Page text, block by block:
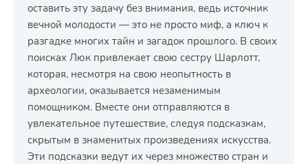
оставить эту задачу без внимания, ведь источник
вечной молодости — это не просто миф, а ключ к
разгадке многих тайн и загадок прошлого. В своих
поисках Люк привлекает свою сестру Шарлотт,
которая, несмотря на свою неопытность в
археологии, оказывается незаменимым
помощником. Вместе они отправляются в
увлекательное путешествие, следуя подсказкам,
скрытым в знаменитых произведениях искусства.
Эти подсказки ведут их через множество стран и